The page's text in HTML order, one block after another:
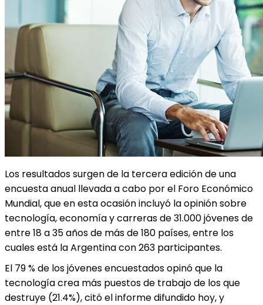
Los resultados surgen de la tercera edición de una
encuesta anual llevada a cabo por el Foro Económico
Mundial, que en esta ocasión incluyó la opinión sobre
tecnología, economía y carreras de 31.000 jóvenes de
entre 18 a 35 años de más de 180 países, entre los
cuales está la Argentina con 263 participantes.
El 79 % de los jóvenes encuestados opinó que la
tecnología crea más puestos de trabajo de los que
destruye (21.4%), citó el informe difundido hoy, y